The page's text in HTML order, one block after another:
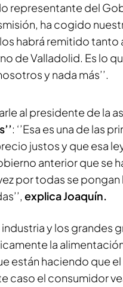
representante del
ha cogido
habrá remitido tanto
de Valladolid. Es lo
y nada más’’.
al presidente de la
: ‘’Esa es una de las
justos y que esa
anterior que se
por todas se
explica Joaquín.
industria y los grandes
la
están haciendo que
caso el consumidor